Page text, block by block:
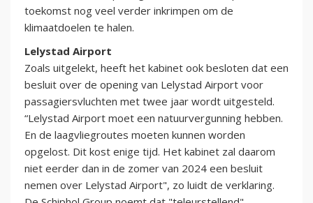
toekomst nog veel verder inkrimpen om de
klimaatdoelen te halen.
Lelystad Airport
Zoals uitgelekt, heeft het kabinet ook besloten dat een
besluit over de opening van Lelystad Airport voor
passagiersvluchten met twee jaar wordt uitgesteld.
“Lelystad Airport moet een natuurvergunning hebben.
En de laagvliegroutes moeten kunnen worden
opgelost. Dit kost enige tijd. Het kabinet zal daarom
niet eerder dan in de zomer van 2024 een besluit
nemen over Lelystad Airport", zo luidt de verklaring.